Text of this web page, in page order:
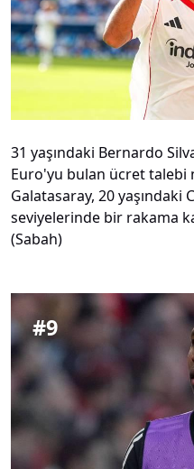
31 yaşındaki Bernardo
Euro'yu bulan ücret talebi
Galatasaray, 20 yaşındaki
seviyelerinde bir rakama
(Sabah)
#9